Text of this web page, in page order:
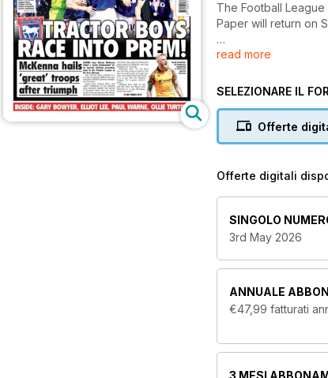
The Football
Paper will return on
The Football
mid May) in
read more
SELEZIONARE IL
Offerte
Offerte digitali
SINGOLO
3rd May 2026
ANNUALE
€47,99 fatturati